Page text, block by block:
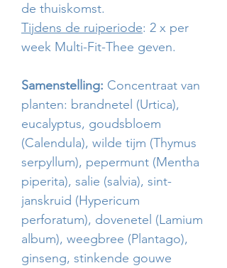
de thuiskomst.
Tijdens de ruiperiode: 2 x per
week Multi-Fit-Thee geven.
Samenstelling: Concentraat van
planten: brandnetel (Urtica),
eucalyptus, goudsbloem
(Calendula), wilde tijm (Thymus
serpyllum), pepermunt (Mentha
piperita), salie (salvia), sint-
janskruid (Hypericum
perforatum), dovenetel (Lamium
album), weegbree (Plantago),
ginseng, stinkende gouwe